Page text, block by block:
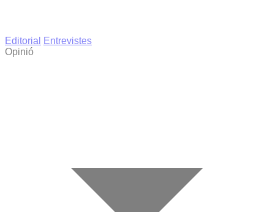
Editorial
Entrevistes
Opinió